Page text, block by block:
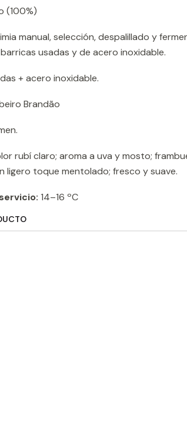
(100%)
manual, selección, despalillado y
usadas y de acero inoxidable.
+ acero inoxidable.
Brandão
rubí claro; aroma a uva y mosto;
ligero toque mentolado; fresco y suave.
14–16 ºC